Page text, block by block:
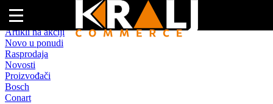
Naslovna
Artikli na akciji
Novo u ponudi
Rasprodaja
Novosti
Proizvođači
Bosch
Conart